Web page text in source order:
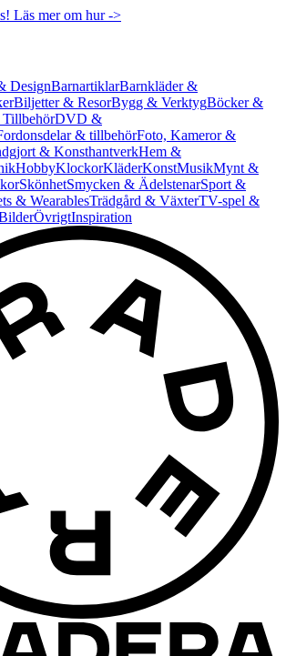
Läs mer om hur ->
DesignBarnartiklarBarnkläder &
Biljetter & ResorBygg & VerktygBöcker &
DVD &
& tillbehörFoto, Kameror &
& KonsthantverkHem &
HobbyKlockorKläderKonstMusikMynt &
SkönhetSmycken & ÄdelstenarSport &
& WearablesTrädgård & VäxterTV-spel &
ÖvrigtInspiration